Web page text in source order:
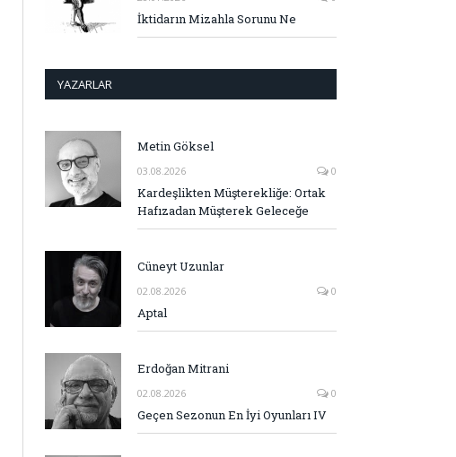
İktidarın Mizahla Sorunu Ne
YAZARLAR
Metin Göksel
03.08.2026 0
Kardeşlikten Müşterekliğe: Ortak
Hafızadan Müşterek Geleceğe
Cüneyt Uzunlar
02.08.2026 0
Aptal
Erdoğan Mitrani
02.08.2026 0
Geçen Sezonun En İyi Oyunları IV